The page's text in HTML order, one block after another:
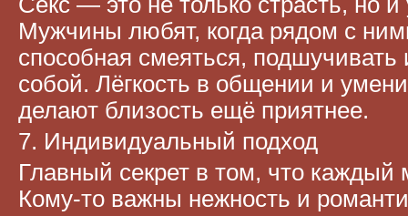
Мужчины любят, когда рядом с
способная смеяться, подшучивать
собой. Лёгкость в общении и
делают близость ещё приятнее.
7. Индивидуальный подход
Главный секрет в том, что каждый
Кому-то важны нежность и